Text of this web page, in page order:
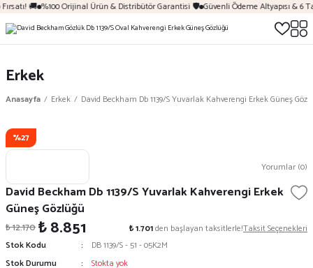
🚚 %100 Orijinal Ürün & Distribütör Garantisi 🛡️ Güvenli Ödeme Altyapısı & 6
Erkek
Anasayfa Erkek David Beckham Db 1139/S Yuvarlak Kahverengi Erkek Güneş
%27
Yorumlar (0)
David Beckham Db 1139/S Yuvarlak Kahverengi Erkek
Güneş Gözlüğü
₺ 12.170₺ 8.851 ₺ 1.701den başlayan taksitlerle!Taksit Seçenekleri
Stok Kodu
DB 1139/S - 51 - 05K2M
Stok Durumu
Stokta yok